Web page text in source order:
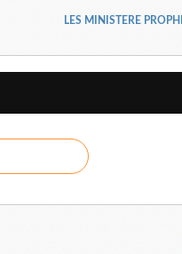
LES MINISTERE